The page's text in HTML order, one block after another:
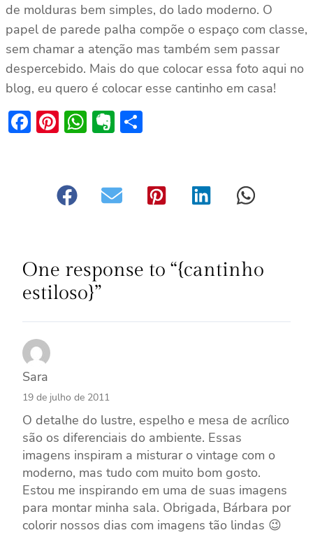
de molduras bem simples, do lado moderno. O
papel de parede palha compõe o espaço com classe,
sem chamar a atenção mas também sem passar
despercebido. Mais do que colocar essa foto aqui no
blog, eu quero é colocar esse cantinho em casa!
Facebook
Pinterest
WhatsApp
Evernote
One response to “{cantinho
estiloso}”
Sara
19 de julho de 2011
O detalhe do lustre, espelho e mesa de acrílico
são os diferenciais do ambiente. Essas
imagens inspiram a misturar o vintage com o
moderno, mas tudo com muito bom gosto.
Estou me inspirando em uma de suas imagens
para montar minha sala. Obrigada, Bárbara por
colorir nossos dias com imagens tão lindas 😉